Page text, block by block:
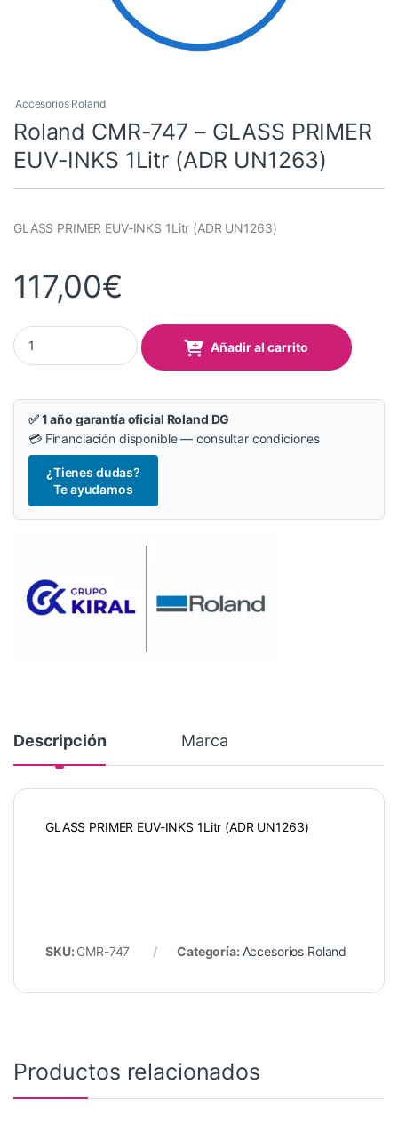
Accesorios Roland
Roland CMR-747 – GLASS PRIMER
EUV-INKS 1Litr (ADR UN1263)
GLASS PRIMER EUV-INKS 1Litr (ADR UN1263)
117,00€
Roland CMR-747 - GLASS PRIMER EUV-INKS 1Litr (ADR
Añadir al carrito
✅ 1 año garantía oficial Roland DG
💳 Financiación disponible — consultar condiciones
¿Tienes dudas?
Te ayudamos
Descripción Marca
GLASS PRIMER EUV-INKS 1Litr (ADR UN1263)
SKU: CMR-747 Categoría: Accesorios Roland
Productos relacionados